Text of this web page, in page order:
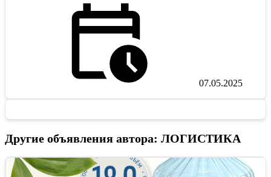
07.05.2025
Другие объявления автора: ЛОГИСТИКА